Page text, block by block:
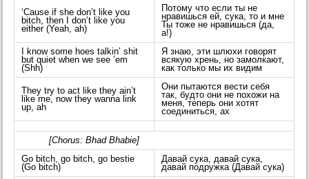
‘Cause if she don’t like you
bitch, then I don’t like you
either (Yeah, ah)
Потому что если ты не
нравишься ей, сука, то и мне
Ты тоже не нравишься (да,
а!)
I know some hoes talkin’ shit
but quiet when we see ’em
(Shh)
Я знаю, эти шлюхи говорят
всякую хрень, но замолкают,
как только мы их видим
They try to act like they ain’t
like me, now they wanna link
up, ah
Они пытаются вести себя
так, будто они не похожи на
меня, теперь они хотят
соединиться, ах
[Chorus: Bhad Bhabie]
Go bitch, go bitch, go bestie
(Go bitch)
Давай сука, давай сука,
давай подружка (Давай сука)